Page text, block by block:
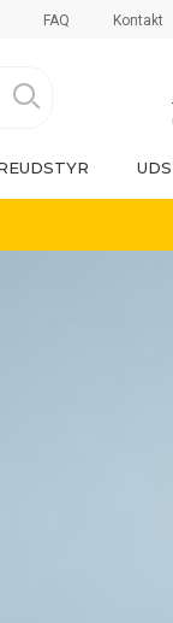
FAQ Kontakt